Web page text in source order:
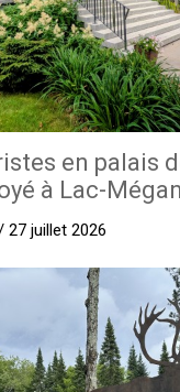
en palais
à Lac-
27 juillet 2026